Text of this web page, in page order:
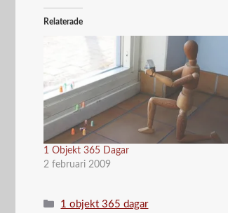
Relaterade
1 Objekt 365 Dagar
2 februari 2009
Kategorier
1 objekt 365 dagar